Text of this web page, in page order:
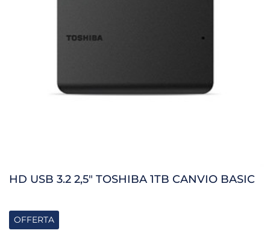
HD USB 3.2 2,5" TOSHIBA 1TB CANVIO BASIC
OFFERTA